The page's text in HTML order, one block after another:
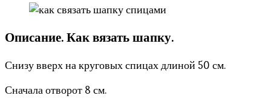
Описание. Как вязать шапку.
Снизу вверх на круговых спицах длиной 50 см.
Сначала отворот 8 см.